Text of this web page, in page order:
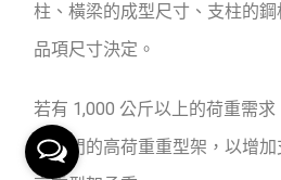
柱、橫梁的成型尺寸、支柱的
品項尺寸決定。
若有 1,000 公斤以上的荷重需
供專門的高荷重重型架 ，以增